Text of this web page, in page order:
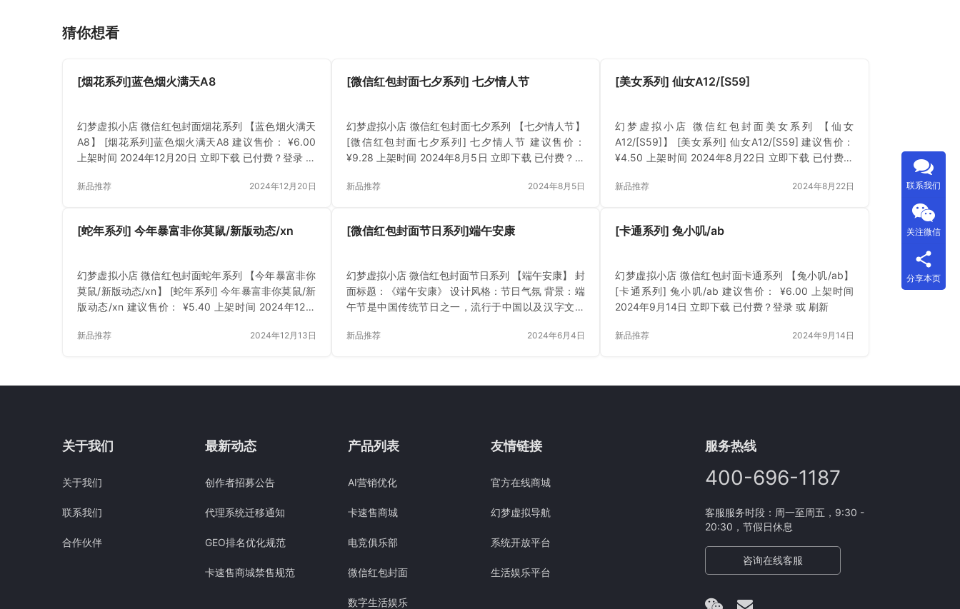
猜你想看
[烟花系列]蓝色烟火满天A8
幻梦虚拟小店 微信红包封面烟花系列 【蓝色烟火满天
A8】 [烟花系列]蓝色烟火满天A8 建议售价： ¥6.00
上架时间 2024年12月20日 立即下载 已付费？登录 或
新品推荐 2024年12月20日
[微信红包封面七夕系列] 七夕情人节
幻梦虚拟小店 微信红包封面七夕系列 【七夕情人节】
[微信红包封面七夕系列] 七夕情人节 建议售价：
¥9.28 上架时间 2024年8月5日 立即下载 已付费？登
新品推荐 2024年8月5日
[美女系列] 仙女A12/[S59]
幻梦虚拟小店 微信红包封面美女系列 【仙女
A12/[S59]】 [美女系列] 仙女A12/[S59] 建议售价：
¥4.50 上架时间 2024年8月22日 立即下载 已付费？
新品推荐 2024年8月22日
[蛇年系列] 今年暴富非你莫鼠/新版动态/xn
幻梦虚拟小店 微信红包封面蛇年系列 【今年暴富非你
莫鼠/新版动态/xn】 [蛇年系列] 今年暴富非你莫鼠/新
版动态/xn 建议售价： ¥5.40 上架时间 2024年12月
新品推荐 2024年12月13日
[微信红包封面节日系列]端午安康
幻梦虚拟小店 微信红包封面节日系列 【端午安康】 封
面标题：《端午安康》 设计风格：节日气氛 背景：端
午节是中国传统节日之一，流行于中国以及汉字文化
屈原等历史人物紧密相关。端午安康的封面设计，旨
设计采用了多种风格，以满足不同受众的喜好和需
新品推荐 2024年6月4日
[卡通系列] 兔小叽/ab
幻梦虚拟小店 微信红包封面卡通系列 【兔小叽/ab】
[卡通系列] 兔小叽/ab 建议售价： ¥6.00 上架时间
2024年9月14日 立即下载 已付费？登录 或 刷新
新品推荐 2024年9月14日
关于我们
关于我们
联系我们
合作伙伴
最新动态
创作者招募公告
代理系统迁移通知
GEO排名优化规范
卡速售商城禁售规范
产品列表
AI营销优化
卡速售商城
电竞俱乐部
微信红包封面
数字生活娱乐
友情链接
官方在线商城
幻梦虚拟导航
系统开放平台
生活娱乐平台
服务热线
400-696-1187
客服服务时段：周一至周五，9:30 -
20:30，节假日休息
咨询在线客服
联系我们
关注微信
分享本页